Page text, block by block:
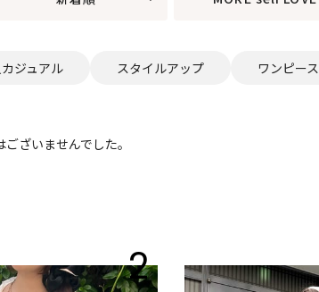
ジュアル スタイルアップ ワンピース
ざいませんでした。
2